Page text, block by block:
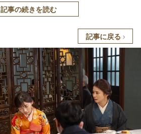
記事の続きを読む
記事に戻る